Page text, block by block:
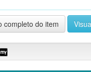
completo do item